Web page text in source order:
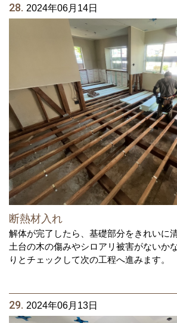
28. 2024年06月14日
断熱材入れ
解体が完了したら、基礎部分をきれいに清
土台の木の傷みやシロアリ被害がないか
りとチェックして次の工程へ進みます。
29. 2024年06月13日